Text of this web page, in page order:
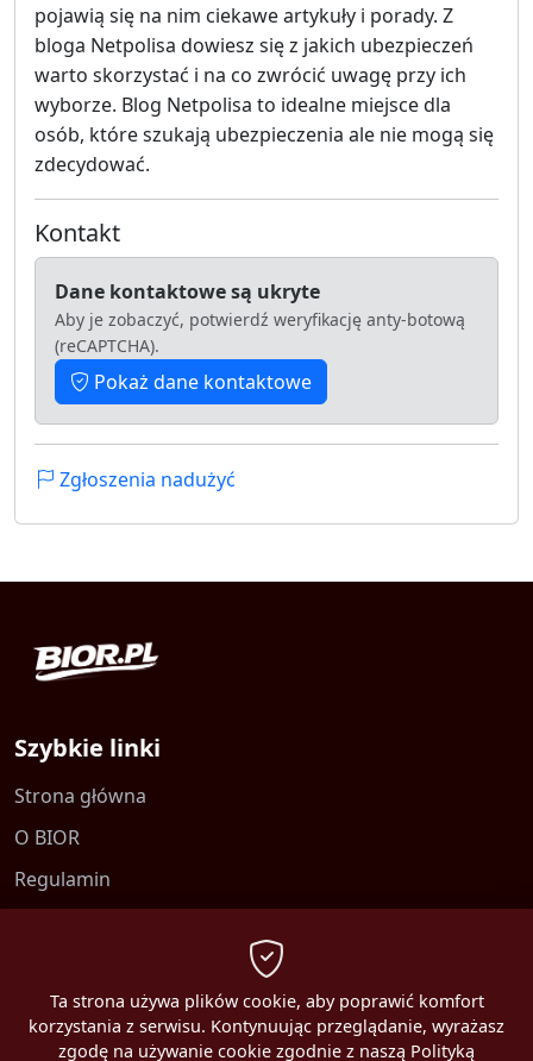
pojawią się na nim ciekawe artykuły i porady. Z
bloga Netpolisa dowiesz się z jakich ubezpieczeń
warto skorzystać i na co zwrócić uwagę przy ich
wyborze. Blog Netpolisa to idealne miejsce dla
osób, które szukają ubezpieczenia ale nie mogą się
zdecydować.
Kontakt
Dane kontaktowe są ukryte
Aby je zobaczyć, potwierdź weryfikację anty-botową
(reCAPTCHA).
Pokaż dane kontaktowe
Zgłoszenia nadużyć
Szybkie linki
Strona główna
O BIOR
Regulamin
Ta strona używa plików cookie, aby poprawić komfort
korzystania z serwisu. Kontynuując przeglądanie, wyrażasz
zgodę na używanie cookie zgodnie z naszą Polityką